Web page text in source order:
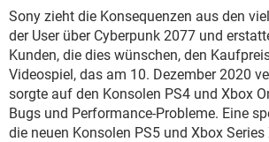
WHATSAPP TIKTOK
FACEBOOK HARDWARE
WINDOWS 10
WHATSAPP TIKTOK
FACEBOOK
SPIELE STREAMING
ANDROID IOS
WINDOWS 10
WHATSAPP TIKTOK
FACEBOOK HARDWARE
Sony zieht die Konsequenzen aus den
der User über Cyberpunk 2077 und
Kunden, die dies wünschen, den
Videospiel, das am 10. Dezember 2020
sorgte auf den Konsolen PS4 und Xbox
Bugs und Performance-Probleme. Eine
die neuen Konsolen PS5 und Xbox